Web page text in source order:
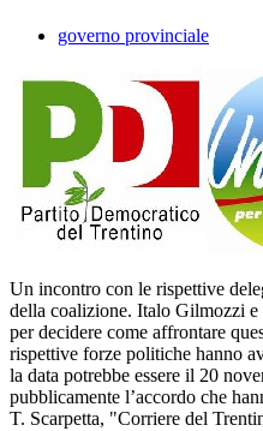
governo provinciale
Un incontro con le rispettive
della coalizione. Italo Gilmozzi
per decidere come affrontare
rispettive forze politiche hanno
la data potrebbe essere il 20
pubblicamente l’accordo che
T. Scarpetta, "Corriere del